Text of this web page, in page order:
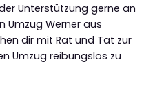
Unterstützung gerne an
Umzug Werner aus
dir mit Rat und Tat zur
Umzug reibungslos zu